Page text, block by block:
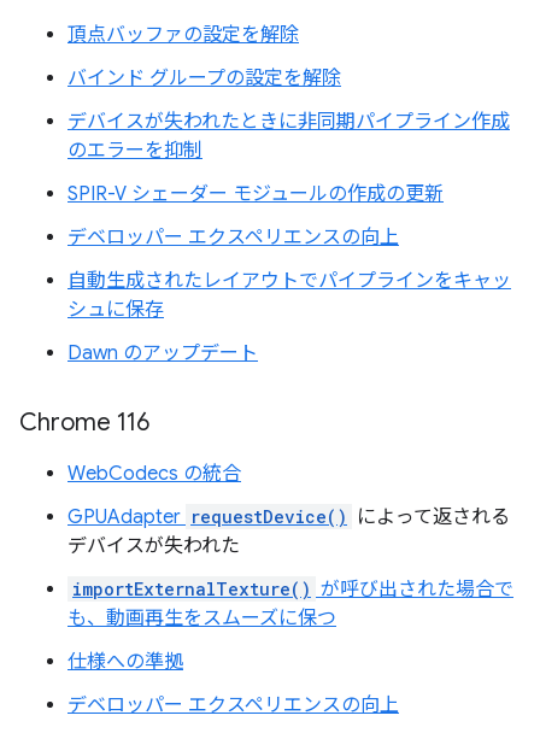
頂点バッファの設定を解除
バインド グループの設定を解除
デバイスが失われたときに非同期パイプライン作成
のエラーを抑制
SPIR-V シェーダー モジュールの作成の更新
デベロッパー エクスペリエンスの向上
自動生成されたレイアウトでパイプラインをキャッ
シュに保存
Dawn のアップデート
Chrome 116
WebCodecs の統合
GPUAdapter requestDevice()
によって返される
デバイスが失われた
importExternalTexture() が呼び出された場合で
も、動画再生をスムーズに保つ
仕様への準拠
デベロッパー エクスペリエンスの向上